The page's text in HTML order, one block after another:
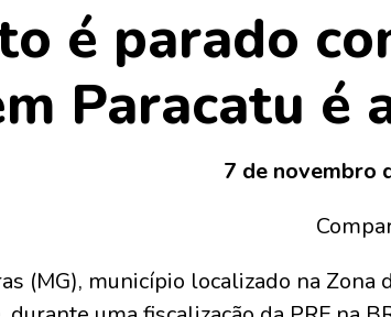
é parado
Paracatu é
7 de novembro
(MG), município localizado na